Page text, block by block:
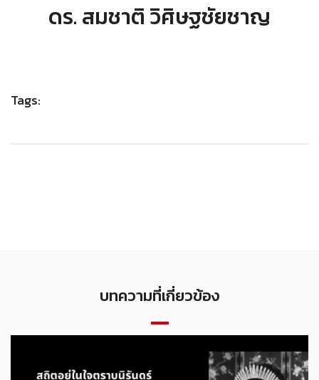
ดร. สมชาติ วิศิษฐชัยชาญ
Tags:
บทความที่เกี่ยวข้อง